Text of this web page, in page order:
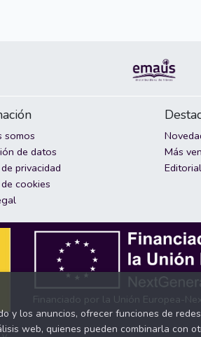
somos
de datos
privacidad
cookies
Más
Financiado por la Unión Europea-
y los anuncios, ofrecer funciones de
web, quienes pueden combinarla con